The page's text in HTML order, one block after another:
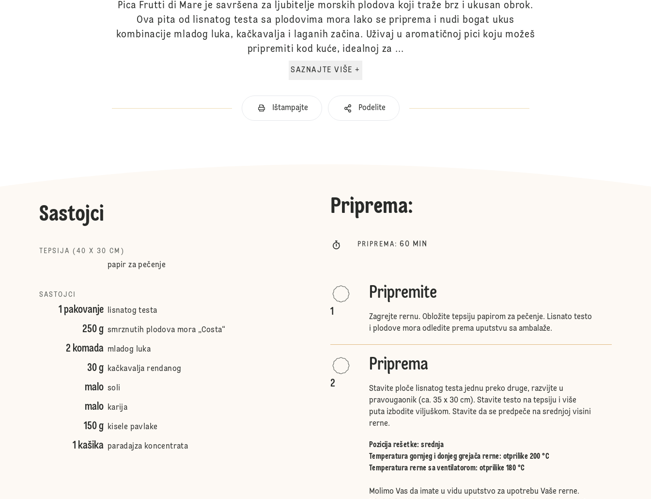
Pica Frutti di Mare je savršena za ljubitelje morskih plodova koji traže brz i ukusan obrok.
Ova pita od lisnatog testa sa plodovima mora lako se priprema i nudi bogat ukus
kombinacije mladog luka, kačkavalja i laganih začina. Uživaj u aromatičnoj pici koju možeš
pripremiti kod kuće, idealnoj za ...
SAZNAJTE VIŠE +
Ištampajte Podelite
Sastojci
TEPSIJA (40 X 30 CM)
papir za pečenje
SASTOJCI
1 pakovanje lisnatog testa
250 g smrznutih plodova mora „Costa“
2 komada mladog luka
30 g kačkavalja rendanog
malo soli
malo karija
150 g kisele pavlake
1 kašika paradajza koncentrata
Priprema:
PRIPREMA : 60 MIN
1
Pripremite
Zagrejte rernu. Obložite tepsiju papirom za pečenje. Lisnato testo
i plodove mora odledite prema uputstvu sa ambalaže.
2
Priprema
Stavite ploče lisnatog testa jednu preko druge, razvijte u
pravougaonik (ca. 35 x 30 cm). Stavite testo na tepsiju i više
puta izbodite viljuškom. Stavite da se predpeče na srednjoj visini
rerne.
Pozicija rešetke:srednja
Temperatura gornjeg i donjeg grejača rerne: otprilike 200 °C
Temperatura rerne sa ventilatorom: otprilike 180 °C
Molimo Vas da imate u vidu uputstvo za upotrebu Vaše rerne.